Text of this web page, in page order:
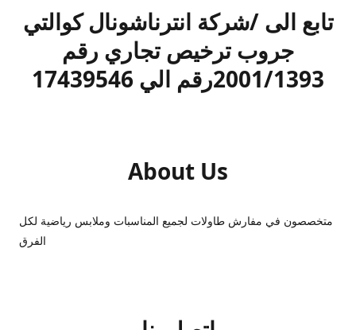
تابع الى /شركة انترناشونال كوالتي
جروب ترخيص تجاري رقم
2001/1393رقم الي 17439546
About Us
متخصصون في مفارش طاولات لجميع المناسبات وملابس رياضية لكل
الفرق